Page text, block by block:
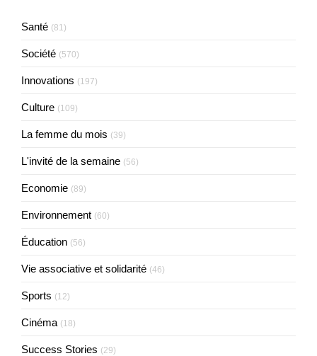
Santé (81)
Société (570)
Innovations (197)
Culture (109)
La femme du mois (39)
L'invité de la semaine (56)
Economie (89)
Environnement (60)
Éducation (56)
Vie associative et solidarité (46)
Sports (12)
Cinéma (18)
Success Stories (29)